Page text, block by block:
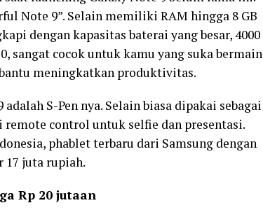
Note 9”. Selain memiliki RAM hingga 8 GB
dengan kapasitas baterai yang besar, 4000
sangat cocok untuk kamu yang suka bermain
meningkatkan produktivitas.
S-Pen nya. Selain biasa dipakai sebagai
remote control untuk selfie dan presentasi.
phablet terbaru dari Samsung dengan
juta rupiah.
Rp 20 jutaan